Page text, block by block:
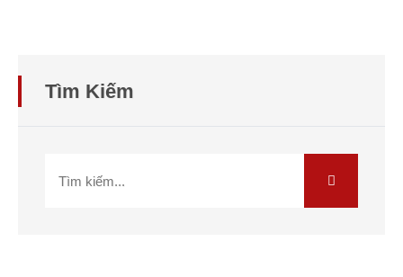
Tìm Kiếm